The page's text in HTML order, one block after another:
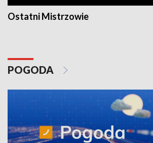
Ostatni Mistrzowie
POGODA